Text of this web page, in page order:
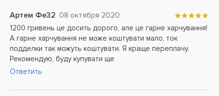
Артем Фе32 08 октября 2020
1200 гривень це досить дорого, але це гарне харчування!
А гарне харчування не може коштувати мало, ток
подделки так можуть коштувати. Я краще переплачу.
Рекомендую, буду купувати ще
Ответить